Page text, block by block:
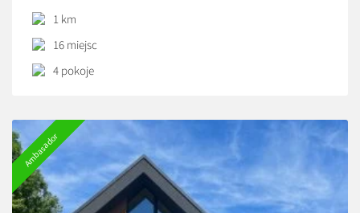
gości są 2 kuchnie (1 na 2 pokoje). Znajdziecie w nich
wszystko, czego potrzeba do przyrządzania codziennych
posiłków. Do dwóch największych pokojów przynależą
balkony. W każdym z pokoi znajduje się […]
1 km
16 miejsc
4 pokoje
Ambasador